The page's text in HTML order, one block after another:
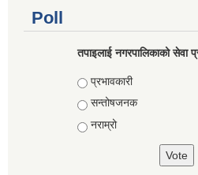
Poll
तपाइलाई नगरपालिकाको सेवा
Choices
प्रभावकारी
सन्तोषजनक
नराम्रो